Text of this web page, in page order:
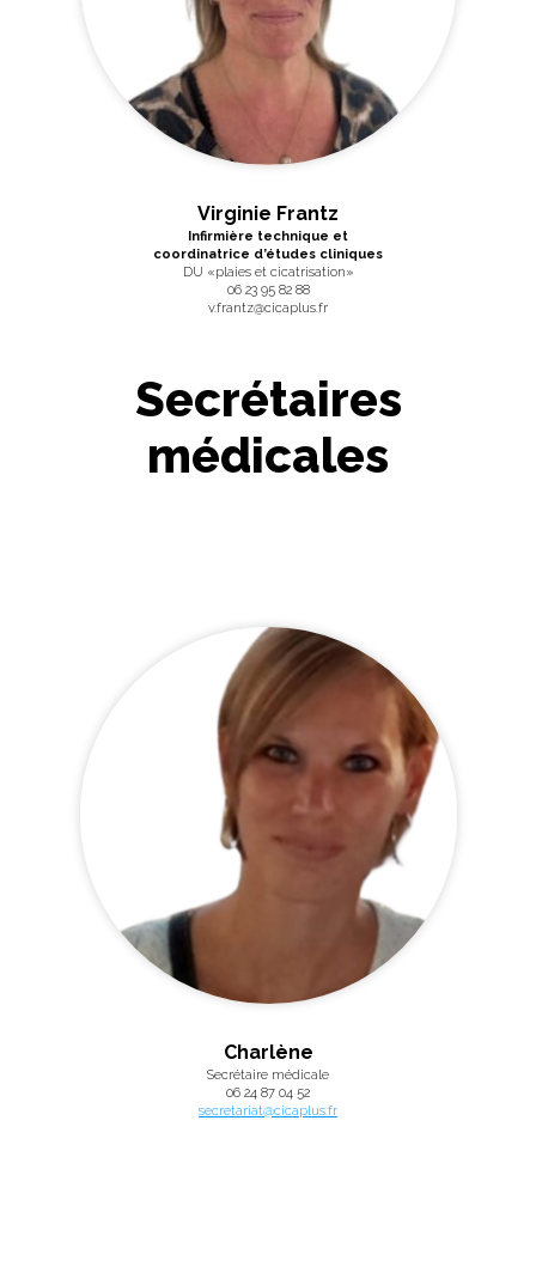
Virginie Frantz
Infirmière technique et
coordinatrice d’études cliniques
DU «plaies et cicatrisation»
06 23 95 82 88
v.frantz@cicaplus.fr
Secrétaires
médicales
Charlène
Secrétaire médicale
06 24 87 04 52
secretariat@cicaplus.fr